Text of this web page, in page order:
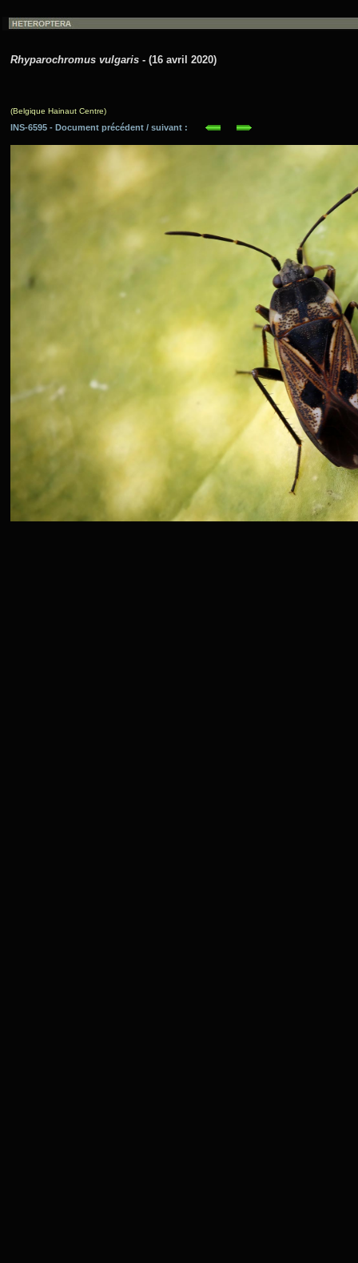
Rhyparochromus vulgaris - (16 avril 2020)
(Belgique Hainaut Centre)
INS-6595 - Document précédent / suivant :